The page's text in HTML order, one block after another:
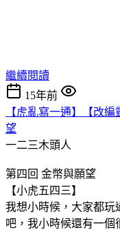
繼續閱讀
15年前
【虎亂寫一通】【改
望
一二三木頭人
第四回 金幣與願望
【小虎五四三】
我想小時候，大家都玩
吧，我小時候還有一